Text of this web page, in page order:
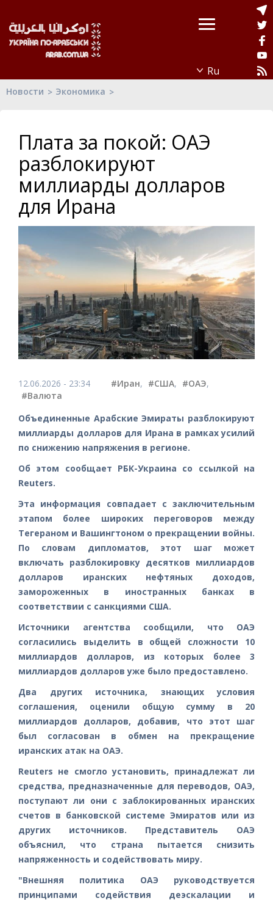
Новости Экономика
Плата за покой: ОАЭ
разблокируют
миллиарды долларов
для Ирана
12.06.2026 - 23:34 #Иран, #США, #ОАЭ,
#Валюта
Объединенные Арабские Эмираты разблокируют
миллиарды долларов для Ирана в рамках усилий
по снижению напряжения в регионе.
Об этом сообщает РБК-Украина со ссылкой на
Reuters.
Эта информация совпадает с заключительным
этапом более широких переговоров между
Тегераном и Вашингтоном о прекращении войны.
По словам дипломатов, этот шаг может
включать разблокировку десятков миллиардов
долларов иранских нефтяных доходов,
замороженных в иностранных банках в
соответствии с санкциями США.
Источники агентства сообщили, что ОАЭ
согласились выделить в общей сложности 10
миллиардов долларов, из которых более 3
миллиардов долларов уже было предоставлено.
Два других источника, знающих условия
соглашения, оценили общую сумму в 20
миллиардов долларов, добавив, что этот шаг
был согласован в обмен на прекращение
иранских атак на ОАЭ.
Reuters не смогло установить, принадлежат ли
средства, предназначенные для переводов, ОАЭ,
поступают ли они с заблокированных иранских
счетов в банковской системе Эмиратов или из
других источников. Представитель ОАЭ
объяснил, что страна пытается снизить
напряженность и содействовать миру.
"Внешняя политика ОАЭ руководствуется
принципами содействия деэскалации и